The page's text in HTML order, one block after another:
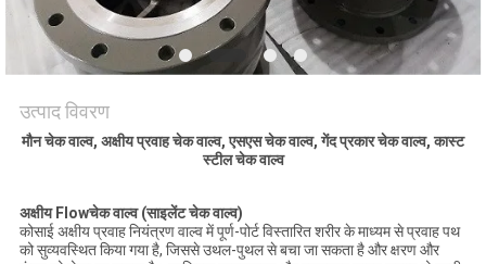
PRIVACY
POLICY
उत्पाद विवरण
मौन चेक वाल्व, अक्षीय प्रवाह चेक वाल्व, एसएस चेक वाल्व, गेंद प्रकार चेक वाल्व, कास्ट
स्टील चेक वाल्व
अक्षीय Fl owचेक वाल्व (साइलेंट चेक वाल्व)
कोसाई अक्षीय प्रवाह नियंत्रण वाल्व में पूर्ण-पोर्ट विस्तारित शरीर के माध्यम से प्रवाह पथ
को सुव्यवस्थित किया गया है, जिससे उथल-पुथल से बचा जा सकता है और क्षरण और